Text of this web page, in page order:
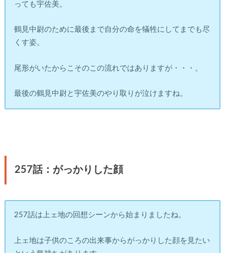
っても宇佐美。
鶴見中尉のために最後まで自分の命を犠牲にしてまでも尽
くす姿。
尾形がいたからこそのこの流れではありますが・・・。
最後の鶴見中尉と宇佐美のやり取りが泣けますね。
257話：がっかりした顔
257話は上ェ地の回想シーンから始まりましたね。
上ェ地は子供のころの出来事からがっかりした顔を見たい